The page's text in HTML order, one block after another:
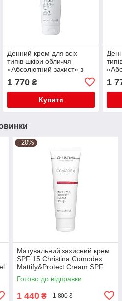
Денний крем для всіх
типів шкіри обличчя
«Абсолютний захист» з
SPF 20 с тоном Bio Phyto
TM Christina
1 770₴
Купити
TM
1
–20%
Матувальний захисний крем
SPF 15 Christina Comodex
Mattify&Protect Cream SPF
15, 75 мл
Готово до відправки
1 440 ₴ 1 800 ₴